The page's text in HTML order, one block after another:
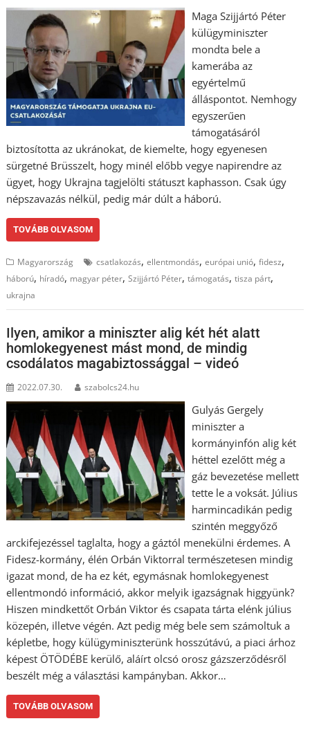
Maga Szijjártó Péter
külügyminiszter
mondta bele a
kamerába az
egyértelmű
álláspontot. Nemhogy
egyszerűen
támogatásáról
biztosította az ukránokat, de kiemelte, hogy egyenesen
sürgetné Brüsszelt, hogy minél előbb vegye napirendre az
ügyet, hogy Ukrajna tagjelölti státuszt kaphasson. Csak úgy
népszavazás nélkül, pedig már dúlt a háború.
TOVÁBB OLVASOM
Magyarország csatlakozás,ellentmondás,európai unió,fidesz,
háború, híradó, magyar péter,Szijjártó Péter,támogatás,tisza párt,
ukrajna
Ilyen, amikor a miniszter alig két hét alatt
homlokegyenest mást mond, de mindig
csodálatos magabiztossággal – videó
2022.07.30. szabolcs24.hu
Gulyás Gergely
miniszter a
kormányinfón alig két
héttel ezelőtt még a
gáz bevezetése mellett
tette le a voksát. Július
harmincadikán pedig
szintén meggyőző
arckifejezéssel taglalta, hogy a gáztól menekülni érdemes. A
Fidesz-kormány, élén Orbán Viktorral természetesen mindig
igazat mond, de ha ez két, egymásnak homlokegyenest
ellentmondó információ, akkor melyik igazságnak higgyünk?
Hiszen mindkettőt Orbán Viktor és csapata tárta elénk július
közepén, illetve végén. Azt pedig még bele sem számoltuk a
képletbe, hogy külügyminiszterünk hosszútávú, a piaci árhoz
képest ÖTÖDÉBE kerülő, aláírt olcsó orosz gázszerződésről
beszélt még a választási kampányban. Akkor…
TOVÁBB OLVASOM